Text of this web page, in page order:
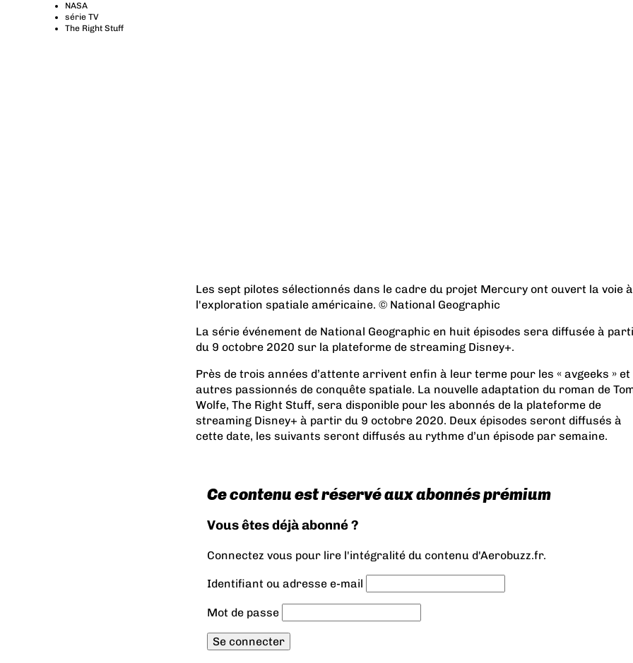
NASA
série TV
The Right Stuff
Les sept pilotes sélectionnés dans le cadre du projet Mercury ont ouvert la voie à
l'exploration spatiale américaine. © National Geographic
La série événement de National Geographic en huit épisodes sera diffusée à
du 9 octobre 2020 sur la plateforme de streaming Disney+.
Près de trois années d’attente arrivent enfin à leur terme pour les « avgeeks » et
autres passionnés de conquête spatiale. La nouvelle adaptation du roman de
Wolfe, The Right Stuff, sera disponible pour les abonnés de la plateforme de
streaming Disney+ à partir du 9 octobre 2020. Deux épisodes seront diffusés à
cette date, les suivants seront diffusés au rythme d’un épisode par semaine.
Ce contenu est réservé aux abonnés prémium
Vous êtes déjà abonné ?
Connectez vous pour lire l'intégralité du contenu d'Aerobuzz.fr.
Identifiant ou adresse e-mail
Mot de passe